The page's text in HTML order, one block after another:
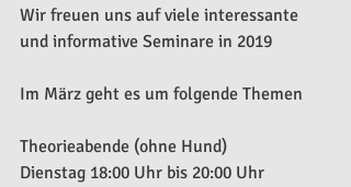
Wir freuen uns auf viele interessante
und informative Seminare in 2019
Im März geht es um folgende Themen
Theorieabende (ohne Hund)
Dienstag 18:00 Uhr bis 20:00 Uhr